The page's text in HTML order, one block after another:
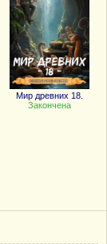
Мир древних 18.
Закончена